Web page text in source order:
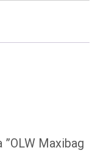
Maxibag